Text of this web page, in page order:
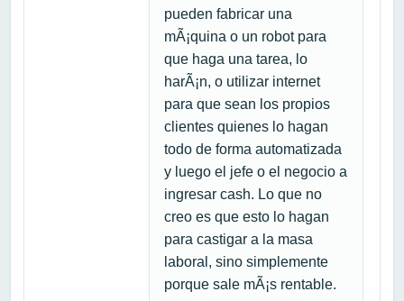
pueden fabricar una
mÃ¡quina o un robot para
que haga una tarea, lo
harÃ¡n, o utilizar internet
para que sean los propios
clientes quienes lo hagan
todo de forma automatizada
y luego el jefe o el negocio a
ingresar cash. Lo que no
creo es que esto lo hagan
para castigar a la masa
laboral, sino simplemente
porque sale mÃ¡s rentable.